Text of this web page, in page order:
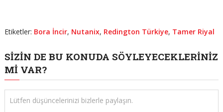
Etiketler: Bora İncir, Nutanix, Redington Türkiye, Tamer Riyal
SIZIN DE BU KONUDA SÖYLEYECEKLERINIZ
MI VAR?